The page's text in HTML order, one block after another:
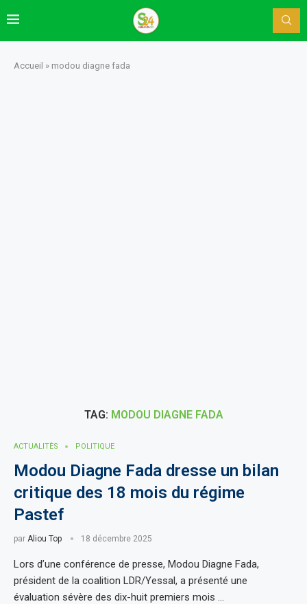
Accueil » modou diagne fada
TAG: MODOU DIAGNE FADA
ACTUALITÈS POLITIQUE
Modou Diagne Fada dresse un bilan
critique des 18 mois du régime
Pastef
par Aliou Top 18 décembre 2025
Lors d’une conférence de presse, Modou Diagne Fada,
président de la coalition LDR/Yessal, a présenté une
évaluation sévère des dix-huit premiers mois …